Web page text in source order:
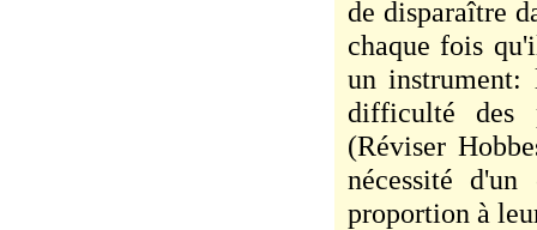
de disparaître
chaque fois
un instrument:
difficulté des
(Réviser
nécessité
proportion à